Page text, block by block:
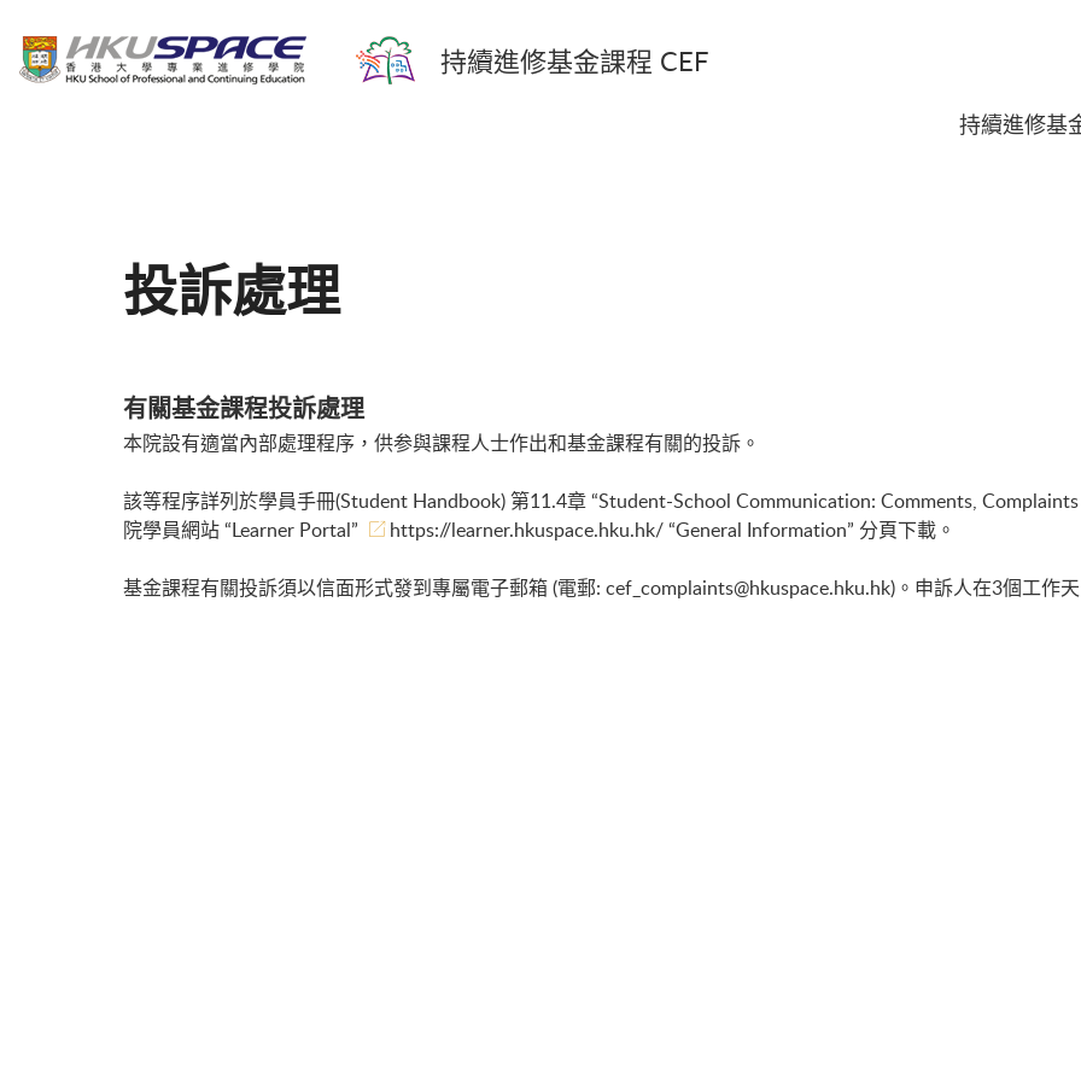
持續進修基金課程 CEF
持續進修基
投訴處理
有關基金課程投訴處理
本院設有適當內部處理程序，供参與課程人士作出和基金課程有關的投訴。
該等程序詳列於學員手冊(Student Handbook) 第11.4章 “Student-School Communication: Comments,
院學員網站 “Learner Portal”
https://learner.hkuspace.hku.hk/“General Information” 分頁下載。
基金課程有關投訴須以信面形式發到專屬電子郵箱 (電郵: cef_complaints@hkuspace.hku.hk)。申訴人在3個工作